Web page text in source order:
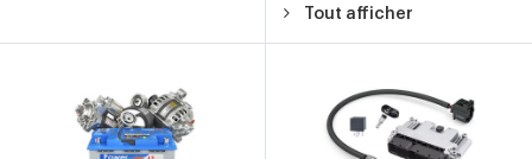
Tout afficher